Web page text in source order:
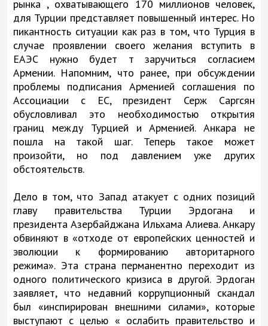
рынка , охватывающего 170 миллионов человек,
для Турции представляет повышенный интерес. Но
пикантность ситуации как раз в том, что Турция в
случае проявлении своего желания вступить в
ЕАЭС нужно будет т заручиться согласием
Армении. Напомним, что ранее, при обсуждении
проблемы подписания Арменией соглашения по
Ассоциации с ЕС, президент Серж Саргсян
обусловливал это необходимостью открытия
границ между Турцией и Арменией. Анкара не
пошла на такой шаг. Теперь такое может
произойти, но под давлением уже других
обстоятельств.
Дело в том, что Запад атакует с одних позиций
главу правительства Турции Эрдогана и
президента Азербайджана Ильхама Алиева. Анкару
обвиняют в «отходе от европейских ценностей и
эволюции к формированию авторитарного
режима». Эта страна перманентно переходит из
одного политического кризиса в другой. Эрдоган
заявляет, что недавний коррупционный скандал
был «инспирирован внешними силами», которые
выступают с целью « ослабить правительство и